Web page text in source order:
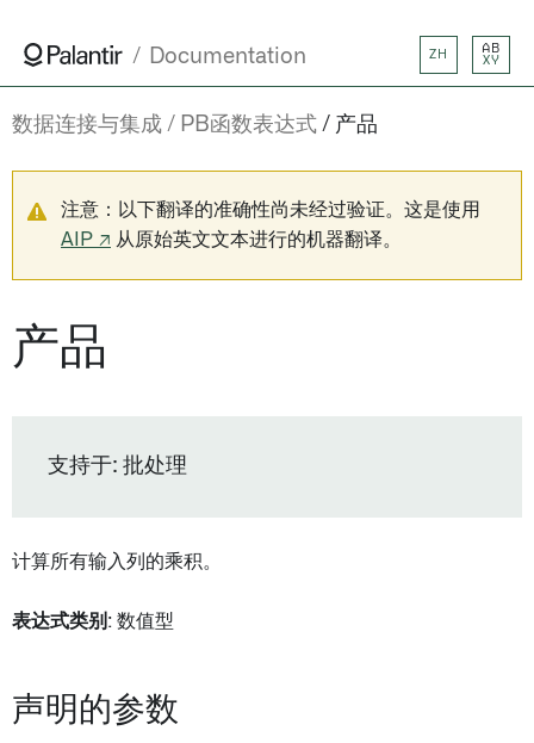
Documentation ZH
AB
XY
数据连接与集成 PB函数表达式 产品
注意：以下翻译的准确性尚未经过验证。这是使用
AIP ↗ 从原始英文文本进行的机器翻译。
产品
支持于: 批处理
计算所有输入列的乘积。
表达式类别 : 数值型
声明的参数